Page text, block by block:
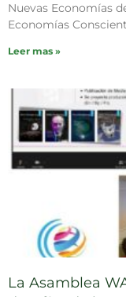
Nuevas Economías
Economías
Leer mas »
La Asamblea